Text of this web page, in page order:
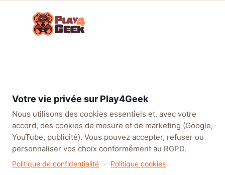
la Mêlée avec le Premier DLC
Votre vie privée sur Play4Geek
Nous utilisons des cookies essentiels et, avec votre
accord, des cookies de mesure et de marketing (Google,
YouTube, publicité). Vous pouvez accepter, refuser ou
personnaliser vos choix conformément au RGPD.
Politique de confidentialité · Politique cookies